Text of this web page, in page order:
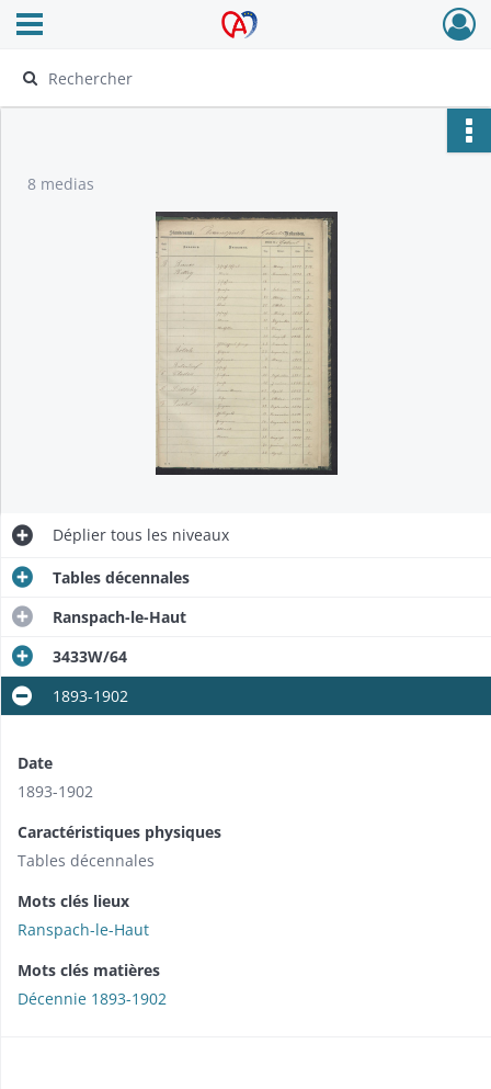
Archives Alsace - Colmar
Ouvrir le menu déroulant
8 medias
Déplier tous les niveaux
Tables décennales
Ranspach-le-Haut
3433W/64
1893-1902
Date
1893-1902
Caractéristiques physiques
Tables décennales
Mots clés lieux
Ranspach-le-Haut
Mots clés matières
Décennie 1893-1902